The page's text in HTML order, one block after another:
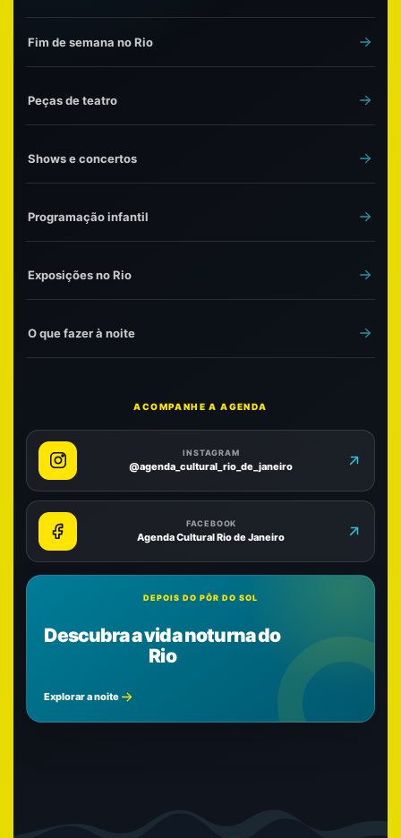
Fim de semana no Rio
Peças de teatro
Shows e concertos
Programação infantil
Exposições no Rio
O que fazer à noite
ACOMPANHE A AGENDA
INSTAGRAM
@agenda_cultural_rio_de_janeiro
FACEBOOK
Agenda Cultural Rio de Janeiro
DEPOIS DO PÔR DO SOL
Descubra a vida noturna do
Rio
Explorar a noite